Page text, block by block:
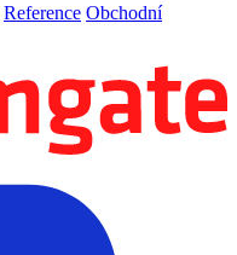
Reference Obchodní